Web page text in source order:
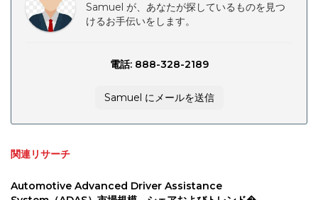
Samuel が、あなたが探しているものを見つ
けるお手伝いをします。
電話: 888-328-2189
Samuel にメールを送信
関連リサーチ
Automotive Advanced Driver Assistance